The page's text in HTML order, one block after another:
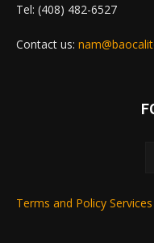
Tel: (408) 482-6527
Contact us:
Terms and Policy Services